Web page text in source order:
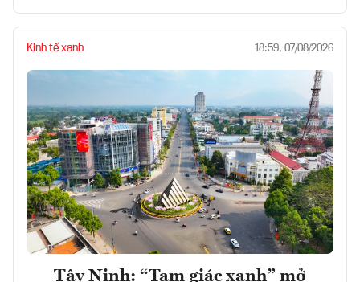
Kinh tế xanh 18:59, 07/08/2026
Tây Ninh: “Tam giác xanh” mở